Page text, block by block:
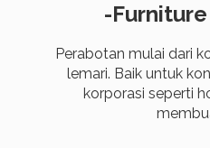
-
Perabotan mulai dari
lemari. Baik untuk
korporasi seperti